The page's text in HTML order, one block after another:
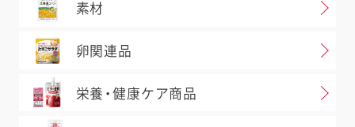
素材
卵関連品
栄養・健康ケア商品